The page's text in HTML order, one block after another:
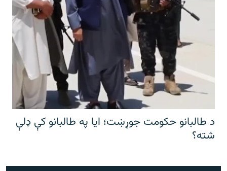
د طالبانو حکومت جوړښت؛ ایا په طالبانو کې ډلې
شته؟